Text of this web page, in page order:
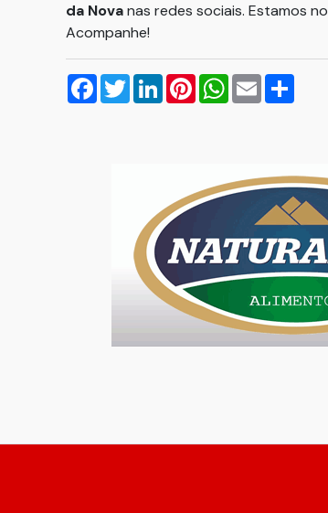
da Novanas redes sociais. Estamos no
Acompanhe!
Facebook
TwitterLinkedInPinterestWhatsApp
Email